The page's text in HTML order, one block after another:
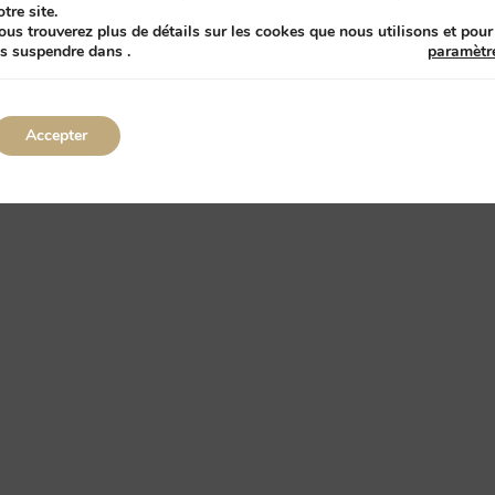
site.
trouverez plus de détails sur les cookes que nous utilisons et pour
suspendre dans .
Accepter